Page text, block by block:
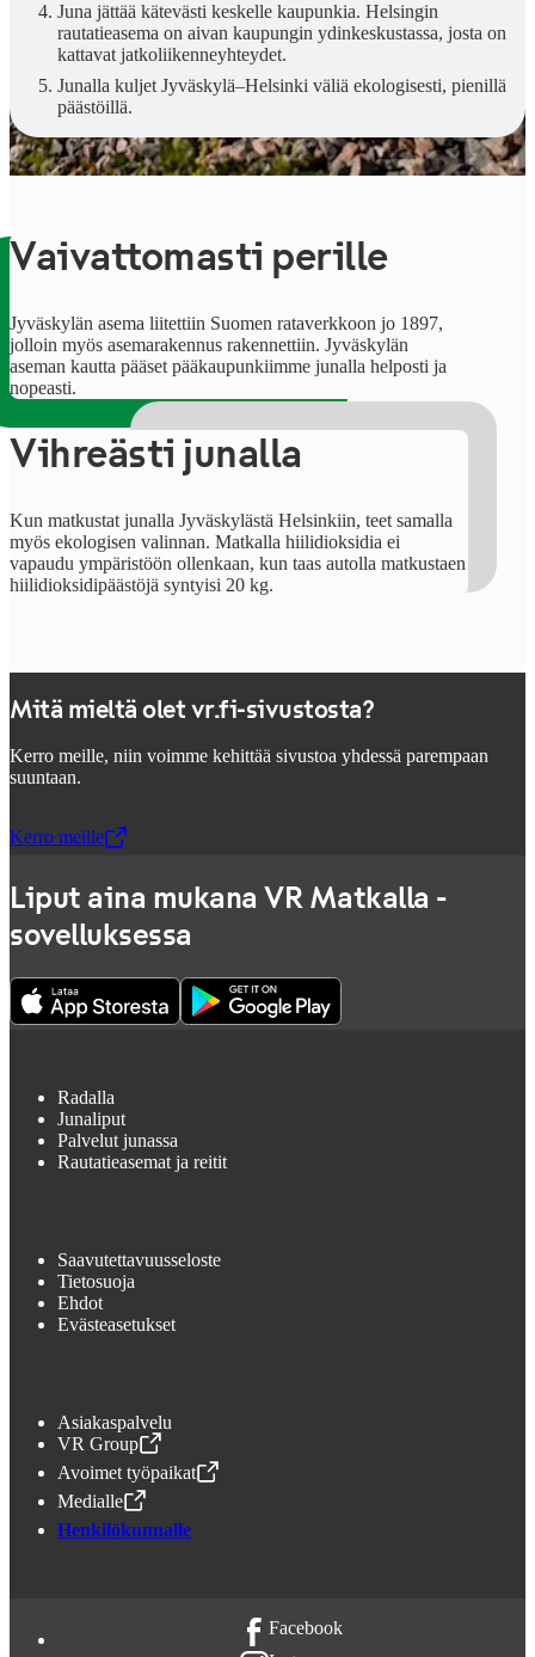
Juna jättää kätevästi keskelle kaupunkia. Helsingin
rautatieasema on aivan kaupungin ydinkeskustassa, josta on
kattavat jatkoliikenneyhteydet.
Junalla kuljet Jyväskylä–Helsinki väliä ekologisesti, pienillä
päästöillä.
Vaivattomasti perille
Jyväskylän asema liitettiin Suomen rataverkkoon jo 1897,
jolloin myös asemarakennus rakennettiin. Jyväskylän
aseman kautta pääset pääkaupunkiimme junalla helposti ja
nopeasti.
Vihreästi junalla
Kun matkustat junalla Jyväskylästä Helsinkiin, teet samalla
myös ekologisen valinnan. Matkalla hiilidioksidia ei
vapaudu ympäristöön ollenkaan, kun taas autolla matkustaen
hiilidioksidipäästöjä syntyisi 20 kg.
Mitä mieltä olet vr.fi-sivustosta?
Kerro meille, niin voimme kehittää sivustoa yhdessä parempaan
suuntaan.
Kerro meille
,Avataan uudessa välilehdessä
Liput aina mukana VR Matkalla -
sovelluksessa
Radalla
Junaliput
Palvelut junassa
Rautatieasemat ja reitit
Saavutettavuusseloste
Tietosuoja
Ehdot
Evästeasetukset
Asiakaspalvelu
VR Group
,Avataan uudessa välilehdessä
Avoimet työpaikat
,Avataan uudessa välilehdessä
Medialle
,Avataan uudessa välilehdessä
Henkilökunnalle
Facebook